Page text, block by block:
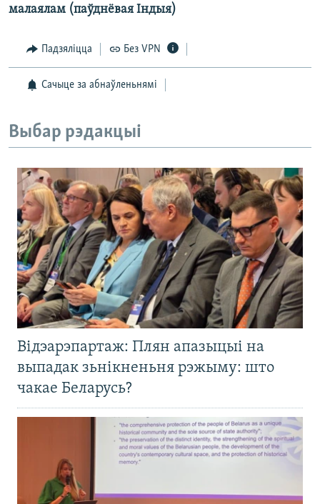
малаялам (паўднёвая Індыя)
Падзяліцца Без VPN
Сачыце за абнаўленьнямі
Выбар рэдакцыі
Відэарэпартаж: Плян апазыцыі на
выпадак зьнікненьня рэжыму: што
чакае Беларусь?